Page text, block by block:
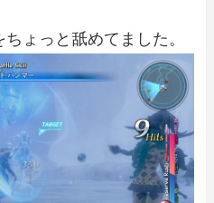
ょっと舐めてました。